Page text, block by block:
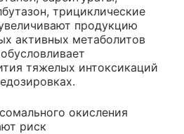
трициклические
продукцию
активных метаболитов
тяжелых интоксикаций
окисления
риск